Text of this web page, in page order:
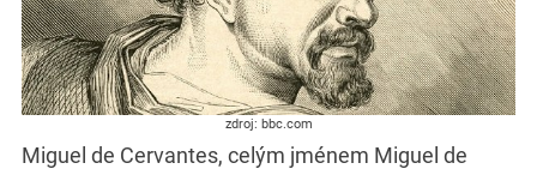
zdroj: bbc.com
Miguel de Cervantes, celým jménem Miguel de